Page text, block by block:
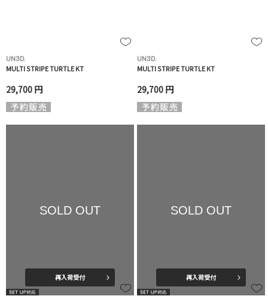
UN3D.
MULTI STRIPE TURTLE KT
29,700 円
UN3D.
MULTI STRIPE TURTLE KT
29,700 円
SOLD OUT
再入荷受付
SOLD OUT
再入荷受付